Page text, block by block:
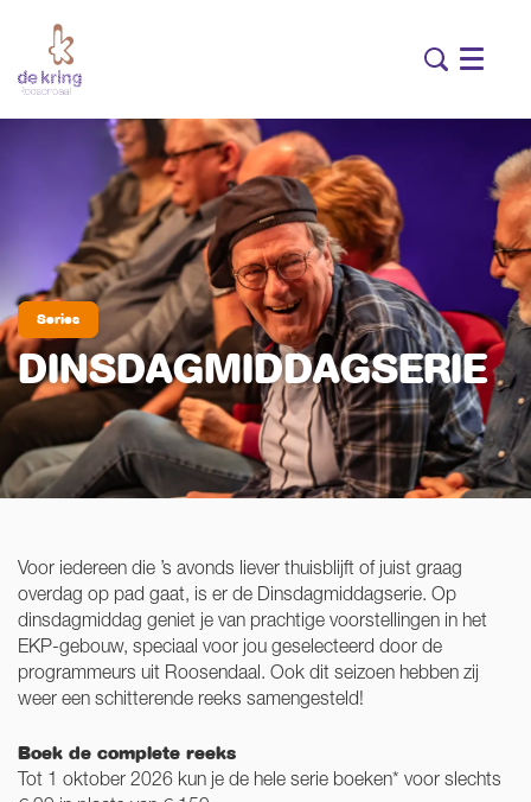
Menu
Series
DINSDAGMIDDAGSERIE
Voor iedereen die ’s avonds liever thuisblijft of juist graag
overdag op pad gaat, is er de Dinsdagmiddagserie. Op
dinsdagmiddag geniet je van prachtige voorstellingen in het
EKP-gebouw, speciaal voor jou geselecteerd door de
programmeurs uit Roosendaal. Ook dit seizoen hebben zij
weer een schitterende reeks samengesteld!
Boek de complete reeks
Tot 1 oktober 2026 kun je de hele serie boeken* voor slechts